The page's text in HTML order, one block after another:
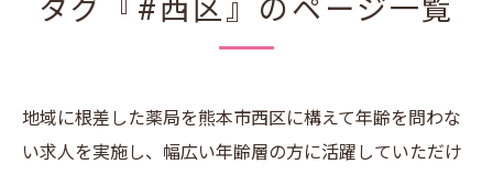
タグ『#西区』のページ一覧
地域に根差した薬局を熊本市西区に構えて年齢を問わな
い求人を実施し、幅広い年齢層の方に活躍していただけ